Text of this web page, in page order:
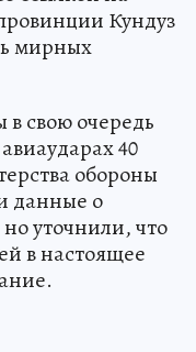
Кундуз
мирных
свою очередь
40
обороны
данные о
уточнили, что
в настоящее